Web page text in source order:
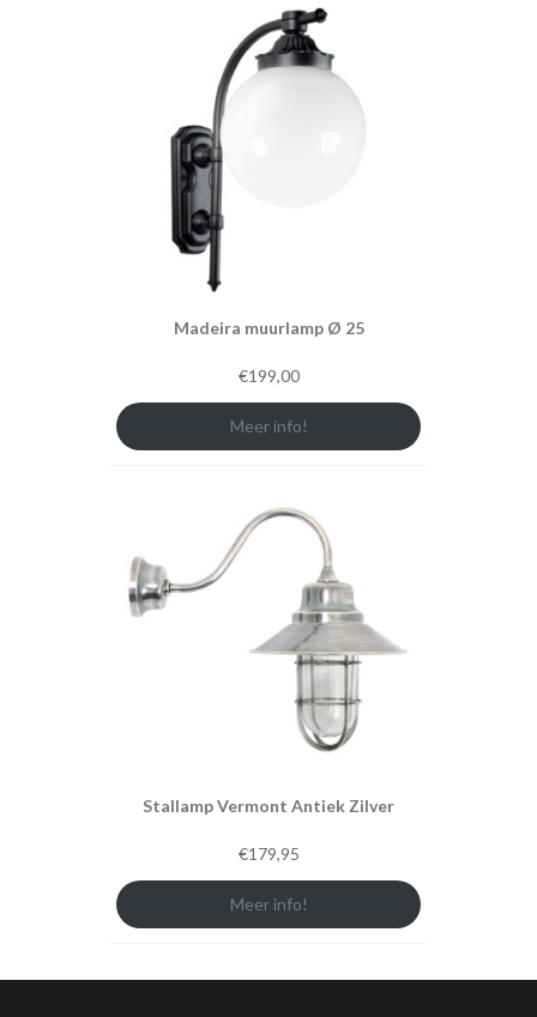
Madeira muurlamp Ø 25
€199,00
Meer info!
Stallamp Vermont Antiek Zilver
€179,95
Meer info!